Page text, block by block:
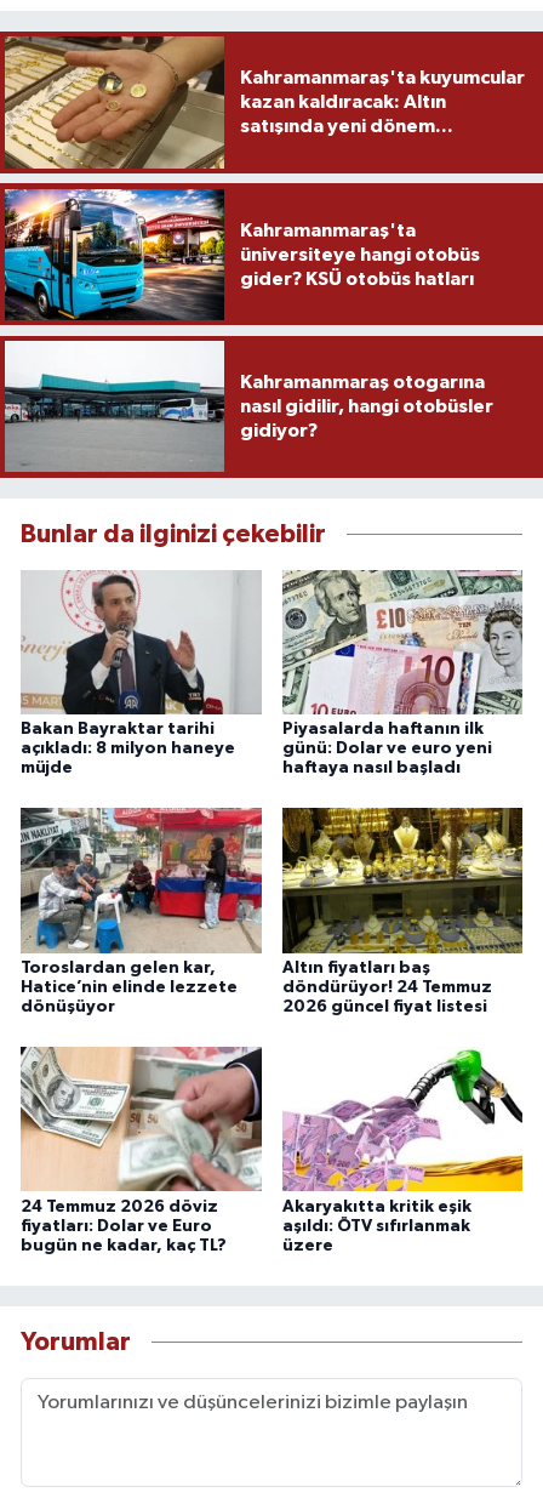
Kahramanmaraş'ta kuyumcular
kazan kaldıracak: Altın
satışında yeni dönem...
Kahramanmaraş'ta
üniversiteye hangi otobüs
gider? KSÜ otobüs hatları
Kahramanmaraş otogarına
nasıl gidilir, hangi otobüsler
gidiyor?
Bunlar da ilginizi çekebilir
Bakan Bayraktar tarihi
açıkladı: 8 milyon haneye
müjde
Piyasalarda haftanın ilk
günü: Dolar ve euro yeni
haftaya nasıl başladı
Toroslardan gelen kar,
Hatice’nin elinde lezzete
dönüşüyor
Altın fiyatları baş
döndürüyor! 24 Temmuz
2026 güncel fiyat listesi
24 Temmuz 2026 döviz
fiyatları: Dolar ve Euro
bugün ne kadar, kaç TL?
Akaryakıtta kritik eşik
aşıldı: ÖTV sıfırlanmak
üzere
Yorumlar